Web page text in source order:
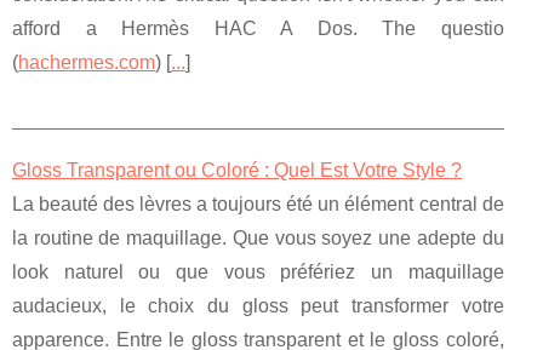
afford a Hermès HAC A Dos. The questio
(hachermes.com) [...]
Gloss Transparent ou Coloré : Quel Est Votre Style ?
La beauté des lèvres a toujours été un élément central de
la routine de maquillage. Que vous soyez une adepte du
look naturel ou que vous préfériez un maquillage
audacieux, le choix du gloss peut transformer votre
apparence. Entre le gloss transparent et le gloss coloré,